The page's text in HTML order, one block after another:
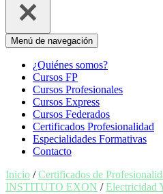
Menú de navegación
¿Quiénes somos?
Cursos FP
Cursos Profesionales
Cursos Express
Cursos Federados
Certificados Profesionalidad
Especialidades Formativas
Contacto
Inicio /Certificados de
INSTITUTO EXON /Electricidad